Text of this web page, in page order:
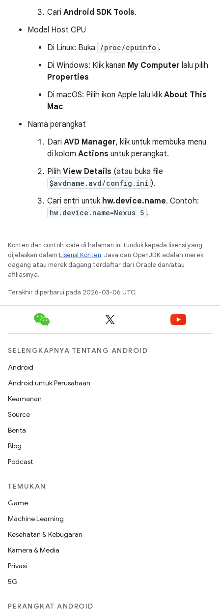
Cari Android SDK Tools.
Model Host CPU
Di Linux: Buka
/proc/cpuinfo .
Di Windows: Klik kanan My Computer lalu pilih
Properties
Di macOS: Pilih ikon Apple lalu klik About This
Mac
Nama perangkat
Dari AVD Manager, klik untuk membuka menu
di kolom Actions untuk perangkat.
Pilih View Details (atau buka file
$avdname.avd/config.ini ).
Cari entri untuk hw.device.name. Contoh:
hw.device.name=Nexus 5 .
Konten dan contoh kode di halaman ini tunduk kepada lisensi yang
dijelaskan dalam Lisensi Konten. Java dan OpenJDK adalah merek
dagang atau merek dagang terdaftar dari Oracle dan/atau
afiliasinya.
Terakhir diperbarui pada 2026-03-06 UTC.
SELENGKAPNYA TENTANG ANDROID
Android
Android untuk Perusahaan
Keamanan
Source
Berita
Blog
Podcast
TEMUKAN
Game
Machine Learning
Kesehatan & Kebugaran
Kamera & Media
Privasi
5G
PERANGKAT ANDROID